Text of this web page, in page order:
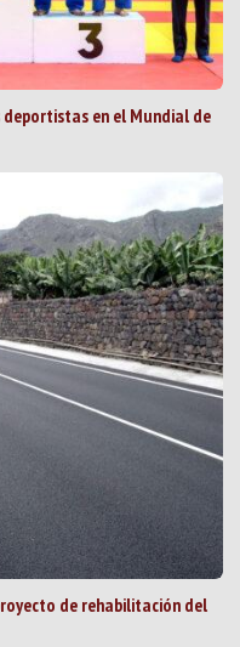
en el Mundial de
de rehabilitación del